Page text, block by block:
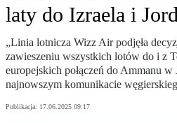
laty do Izraela i
„Linia lotnicza Wizz Air podjęła
zawieszeniu wszystkich lotów do i z
europejskich połączeń do Ammanu
najnowszym komunikacie
Publikacja: 17.06.2025 09:17